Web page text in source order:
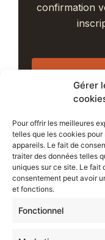
Gérer
Pour offrir les meilleures
telles que les cookies
appareils. Le fait de
traiter des données telles
uniques sur ce site. Le fait
consentement peut avoir
et fonctions.
Fonctionnel
confirmation
Le
Cliquez à
pensez à
vos contacts